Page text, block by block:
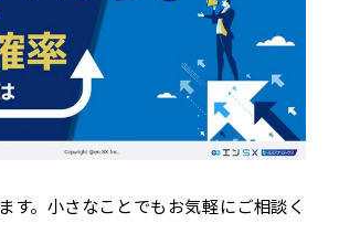
す。小さなことでもお気軽にご相談く